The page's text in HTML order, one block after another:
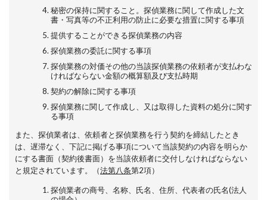
秘密の保持に関すること。探偵業務に関して作成した文
書・写真等の不正利用の防止に必要な措置に関する事項
提供することができる探偵業務の内容
探偵業務の委託に関する事項
探偵業務の対価その他の当該探偵業務の依頼者が支払わな
ければならない金額の概算額及び支払時期
契約の解除に関する事項
探偵業務に関して作成し、又は取得した資料の処分に関す
る事項
また、探偵業者は、依頼者と探偵業務を行う契約を締結したとき
は、遅滞なく、下記に掲げる事項について当該契約の内容を明らか
にする書面（契約後書面）を当該依頼者に交付しなければならない
と規定されています。（法第八条第2項）
探偵業者の商号、名称、氏名、住所、代表者の氏名(法人